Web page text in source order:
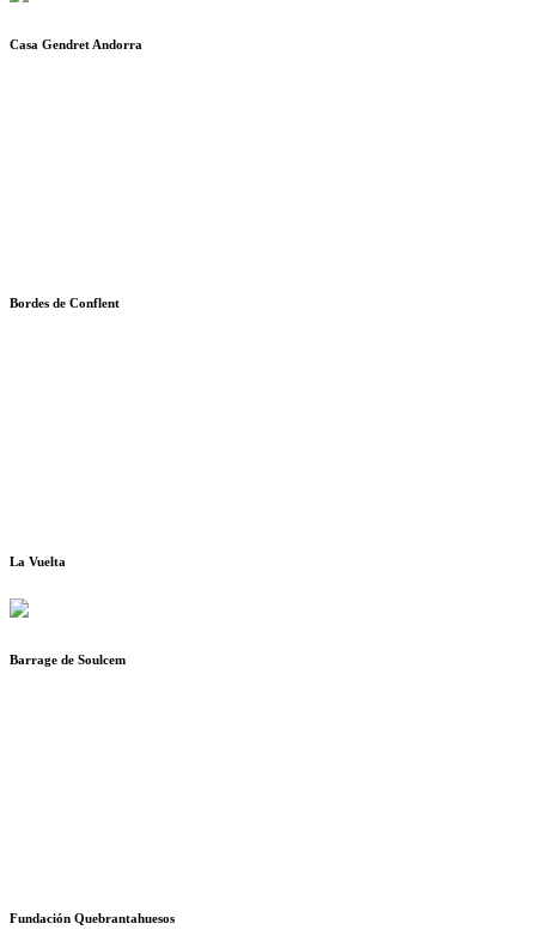
Casa Gendret Andorra
Bordes de Conflent
La Vuelta
Barrage de Soulcem
Fundación Quebrantahuesos